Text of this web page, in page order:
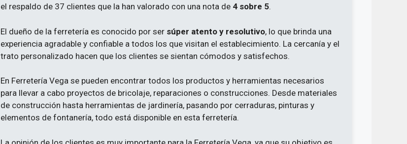
el respaldo de 37 clientes que la han valorado con una nota de 4 sobre 5.
El dueño de la ferretería es conocido por ser súper atento y resolutivo, lo que brinda una
experiencia agradable y confiable a todos los que visitan el establecimiento. La cercanía y el
trato personalizado hacen que los clientes se sientan cómodos y satisfechos.
En Ferretería Vega se pueden encontrar todos los productos y herramientas necesarios
para llevar a cabo proyectos de bricolaje, reparaciones o construcciones. Desde materiales
de construcción hasta herramientas de jardinería, pasando por cerraduras, pinturas y
elementos de fontanería, todo está disponible en esta ferretería.